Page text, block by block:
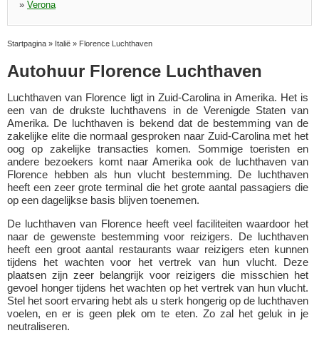
» Verona
Startpagina » Italië » Florence Luchthaven
Autohuur Florence Luchthaven
Luchthaven van Florence ligt in Zuid-Carolina in Amerika. Het is
een van de drukste luchthavens in de Verenigde Staten van
Amerika. De luchthaven is bekend dat de bestemming van de
zakelijke elite die normaal gesproken naar Zuid-Carolina met het
oog op zakelijke transacties komen. Sommige toeristen en
andere bezoekers komt naar Amerika ook de luchthaven van
Florence hebben als hun vlucht bestemming. De luchthaven
heeft een zeer grote terminal die het grote aantal passagiers die
op een dagelijkse basis blijven toenemen.
De luchthaven van Florence heeft veel faciliteiten waardoor het
naar de gewenste bestemming voor reizigers. De luchthaven
heeft een groot aantal restaurants waar reizigers eten kunnen
tijdens het wachten voor het vertrek van hun vlucht. Deze
plaatsen zijn zeer belangrijk voor reizigers die misschien het
gevoel honger tijdens het wachten op het vertrek van hun vlucht.
Stel het soort ervaring hebt als u sterk hongerig op de luchthaven
voelen, en er is geen plek om te eten. Zo zal het geluk in je
neutraliseren.